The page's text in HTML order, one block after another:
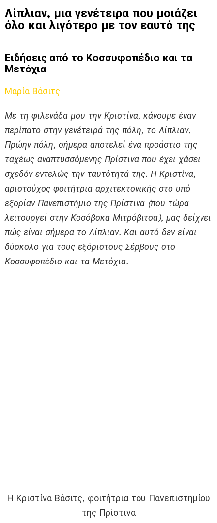
Λίπλιαν, μια γενέτειρα που μοιάζει
όλο και λιγότερο με τον εαυτό της
Ειδήσεις από το Κοσσυφοπέδιο και τα
Μετόχια
Μαρία Βάσιτς
Με τη φιλενάδα μου την Κριστίνα, κάνουμε έναν
περίπατο στην γενέτειρά της πόλη, το Λίπλιαν.
Πρώην πόλη, σήμερα αποτελεί ένα προάστιο της
ταχέως αναπτυσσόμενης Πρίστινα που έχει χάσει
σχεδόν εντελώς την ταυτότητά της. Η Κριστίνα,
αριστούχος φοιτήτρια αρχιτεκτονικής στο υπό
εξορίαν Πανεπιστήμιο της Πρίστινα (που τώρα
λειτουργεί στην Κοσόβσκα Μιτρόβιτσα), μας δείχνει
πώς είναι σήμερα το Λίπλιαν. Και αυτό δεν είναι
δύσκολο για τους εξόριστους Σέρβους στο
Κοσσυφοπέδιο και τα Μετόχια.
Η Κριστίνα Βάσιτς, φοιτήτρια του Πανεπιστημίου
της Πρίστινα